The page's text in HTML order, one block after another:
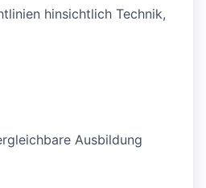
hinsichtlich Technik,
Ausbildung